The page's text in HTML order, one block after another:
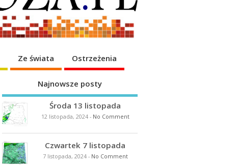
Ze świata Ostrzeżenia
Najnowsze posty
Środa 13 listopada
12 listopada, 2024- No Comment
Czwartek 7 listopada
7 listopada, 2024- No Comment